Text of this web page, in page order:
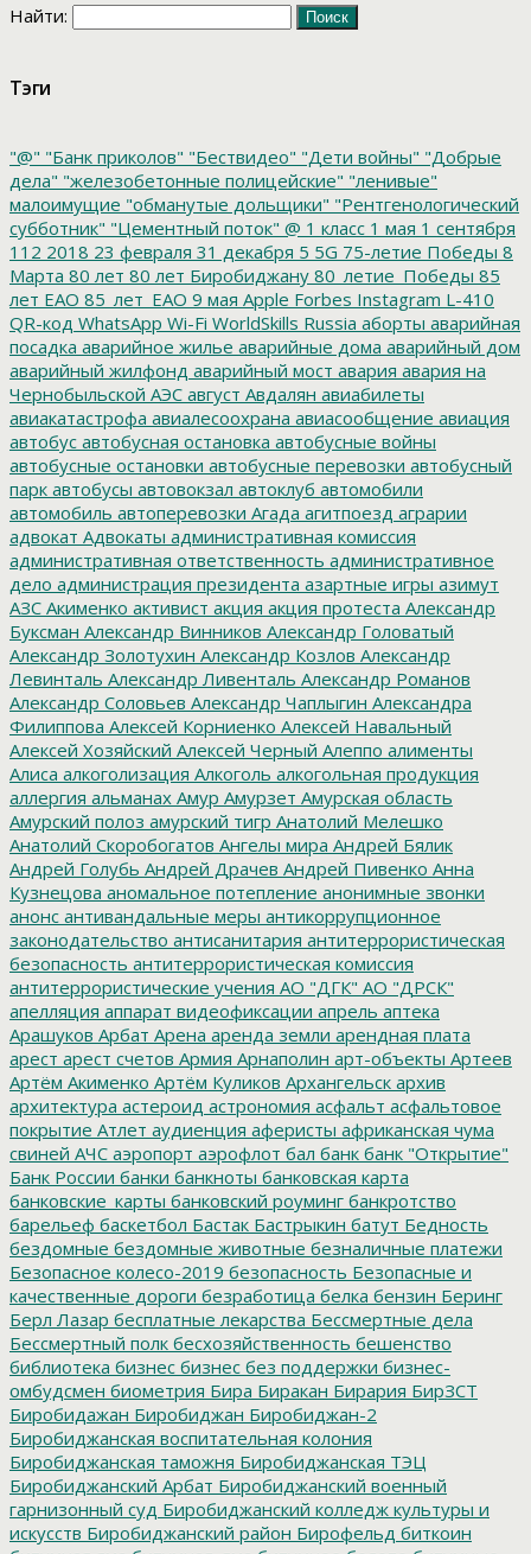
Найти:
Тэги
"@" "Банк приколов" "Бествидео" "Дети войны" "Добрые
дела" "железобетонные полицейские" "ленивые"
малоимущие "обманутые дольщики" "Рентгенологический
субботник" "Цементный поток" @ 1 класс 1 мая 1 сентября
112 2018 23 февраля 31 декабря 5 5G 75-летие Победы 8
Марта 80 лет 80 лет Биробиджану 80_летие_Победы 85
лет ЕАО 85_лет_ЕАО 9 мая Apple Forbes Instagram L-410
QR-код WhatsApp Wi-Fi WorldSkills Russia аборты аварийная
посадка аварийное жилье аварийные дома аварийный дом
аварийный жилфонд аварийный мост авария авария на
Чернобыльской АЭС август Авдалян авиабилеты
авиакатастрофа авиалесоохрана авиасообщение авиация
автобус автобусная остановка автобусные войны
автобусные остановки автобусные перевозки автобусный
парк автобусы автовокзал автоклуб автомобили
автомобиль автоперевозки Агада агитпоезд аграрии
адвокат Адвокаты административная комиссия
административная ответственность административное
дело администрация президента азартные игры азимут
АЗС Акименко активист акция акция протеста Александр
Буксман Александр Винников Александр Головатый
Александр Золотухин Александр Козлов Александр
Левинталь Александр Ливенталь Александр Романов
Александр Соловьев Александр Чаплыгин Александра
Филиппова Алексей Корниенко Алексей Навальный
Алексей Хозяйский Алексей Черный Алеппо алименты
Алиса алкоголизация Алкоголь алкогольная продукция
аллергия альманах Амур Амурзет Амурская область
Амурский полоз амурский тигр Анатолий Мелешко
Анатолий Скоробогатов Ангелы мира Андрей Бялик
Андрей Голубь Андрей Драчев Андрей Пивенко Анна
Кузнецова аномальное потепление анонимные звонки
анонс антивандальные меры антикоррупционное
законодательство антисанитария антитеррористическая
безопасность антитеррористическая комиссия
антитеррористические учения АО "ДГК" АО "ДРСК"
апелляция аппарат видеофиксации апрель аптека
Арашуков Арбат Арена аренда земли арендная плата
арест арест счетов Армия Арнаполин арт-объекты Артеев
Артём Акименко Артём Куликов Архангельск архив
архитектура астероид астрономия асфальт асфальтовое
покрытие Атлет аудиенция аферисты африканская чума
свиней АЧС аэропорт аэрофлот бал банк банк "Открытие"
Банк России банки банкноты банковская карта
банковские_карты банковский роуминг банкротство
барельеф баскетбол Бастак Бастрыкин батут Бедность
бездомные бездомные животные безналичные платежи
Безопасное колесо-2019 безопасность Безопасные и
качественные дороги безработица белка бензин Беринг
Берл Лазар бесплатные лекарства Бессмертные дела
Бессмертный полк бесхозяйственность бешенство
библиотека бизнес бизнес без поддержки бизнес-
омбудсмен биометрия Бира Биракан Бирария БирЗСТ
Биробидажан Биробиджан Биробиджан-2
Биробиджанская воспитательная колония
Биробиджанская таможня Биробиджанская ТЭЦ
Биробиджанский Арбат Биробиджанский военный
гарнизонный суд Биробиджанский колледж культуры и
искусств Биробиджанский район Бирофельд биткоин